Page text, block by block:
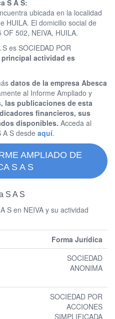
S A S:
ubicada en la localidad
HUILA. El domicilio social de
502, NEIVA, HUILA.
es SOCIEDAD POR
principal actividad es
datos de la empresa Abesca
al Informe Ampliado y
las publicaciones de esta
financieros, sus
disponibles. Acceda al
A S desde aquí.
AMPLIADO DE
S A S
S A S
S en NEIVA y su actividad
Forma Jurídica
SOCIEDAD
ANONIMA
SOCIEDAD POR
ACCIONES
SIMPLIFICADA